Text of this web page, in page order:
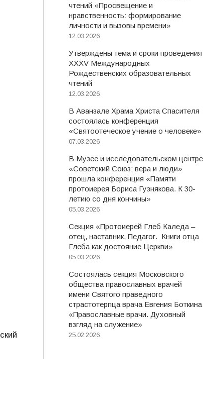
чтений «Просвещение и
нравственность: формирование
личности и вызовы времени»
12.03.2026
Утверждены тема и сроки проведения
XXXV Международных
Рождественских образовательных
чтений
12.03.2026
В Аванзале Храма Христа Спасителя
состоялась конференция
«Святоотеческое учение о человеке»
07.03.2026
В Музее и исследовательском центре
«Советский Союз: вера и люди»
прошла конференция «Памяти
протоиерея Бориса Гузнякова. К 30-
летию со дня кончины»
05.03.2026
Секция «Протоиерей Глеб Каледа –
отец, наставник, Педагог. Книги отца
Глеба как достояние Церкви»
05.03.2026
Состоялась секция Московского
общества православных врачей
имени Святого праведного
страстотерпца врача Евгения Боткина
«Православные врачи. Духовный
взгляд на служение»
25.02.2026